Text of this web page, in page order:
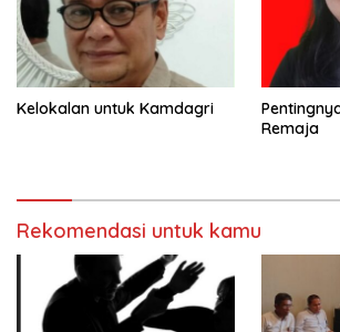
Kelokalan untuk Kamdagri
Remaja
Rekomendasi untuk kamu